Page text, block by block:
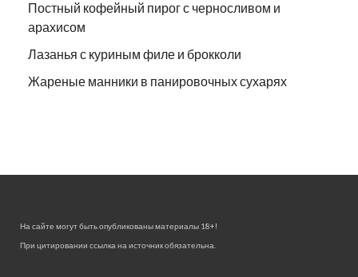
Постный кофейный пирог с черносливом и
арахисом
Лазанья с куриным филе и брокколи
Жареные манники в панировочных сухарях
На сайте могут быть опубликованы материалы 18+!
При цитировании ссылка на источник обязательна.